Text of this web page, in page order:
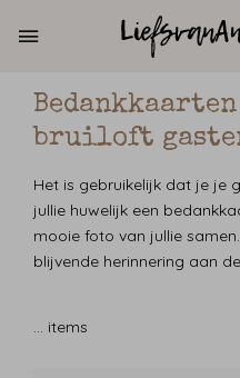
bruiloft
Het is gebruikelijk dat je je
jullie huwelijk een
mooie foto van jullie
blijvende herinnering aan
items